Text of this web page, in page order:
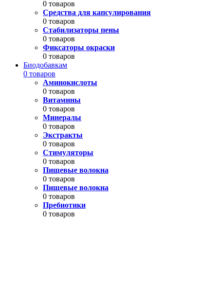
0 товаров
Средства для капсулирования
0 товаров
Стабилизаторы пены
0 товаров
Фиксаторы окраски
0 товаров
Биодобавкам
0 товаров
Аминокислоты
0 товаров
Витамины
0 товаров
Минералы
0 товаров
Экстракты
0 товаров
Стимуляторы
0 товаров
Пищевые волокна
0 товаров
Пищевые волокна
0 товаров
Пребиотики
0 товаров